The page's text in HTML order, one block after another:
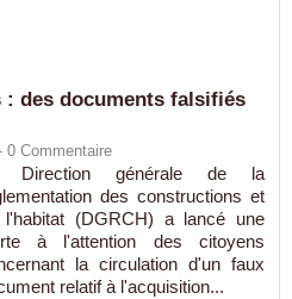
: des documents falsifiés
0 Commentaire
Direction générale de la
des constructions et
l'habitat (DGRCH) a lancé une
à l'attention des citoyens
la circulation d'un faux
relatif à l'acquisition...